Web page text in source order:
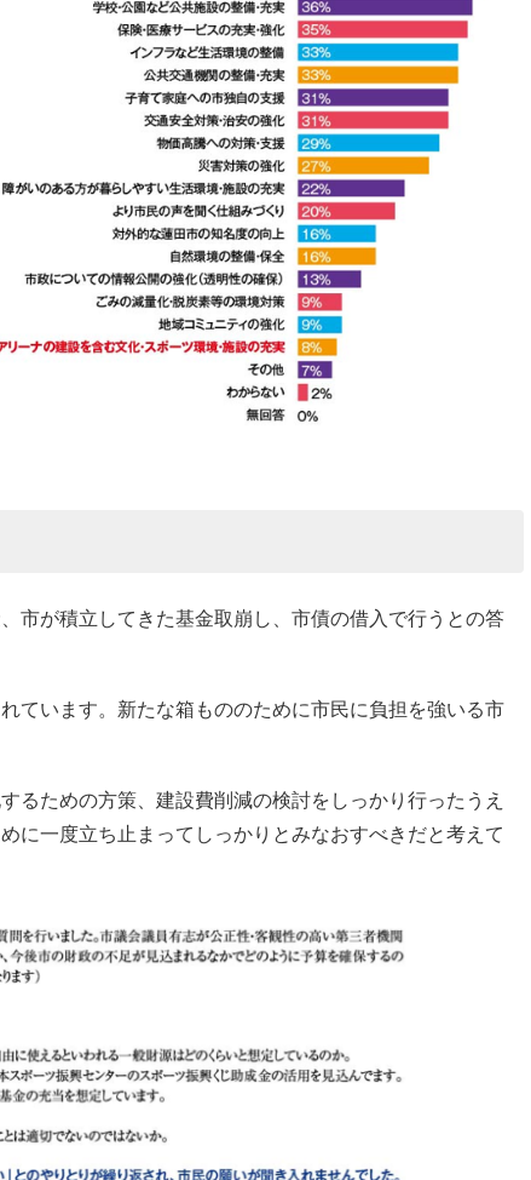
市が積立してきた基金取崩し、市債の借入で行うとの答
ています。新たな箱もののために市民に負担を強いる市
るための方策、建設費削減の検討をしっかり行ったうえ
に一度立ち止まってしっかりとみなおすべきだと考えて